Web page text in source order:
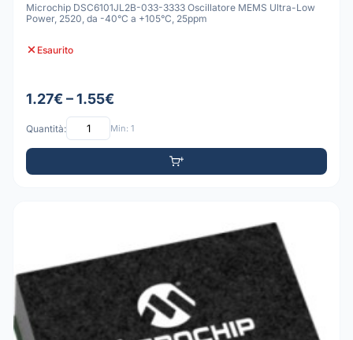
Microchip DSC6101JL2B-033-3333 Oscillatore MEMS Ultra-Low
Power, 2520, da -40°C a +105°C, 25ppm
Esaurito
1.27€ – 1.55€
Quantità: Min: 1